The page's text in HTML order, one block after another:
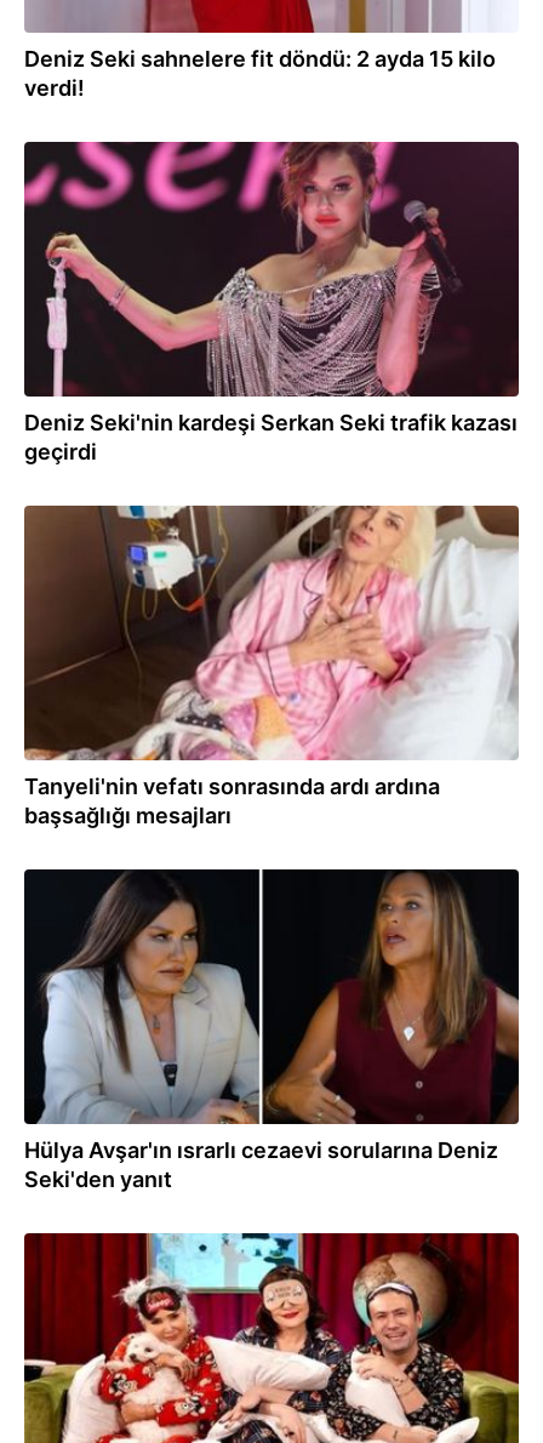
Deniz Seki sahnelere fit döndü: 2 ayda 15 kilo
verdi!
09.04.2025
Deniz Seki'nin kardeşi Serkan Seki trafik kazası
geçirdi
18.03.2025
Tanyeli'nin vefatı sonrasında ardı ardına
başsağlığı mesajları
07.12.2024
Hülya Avşar'ın ısrarlı cezaevi sorularına Deniz
Seki'den yanıt